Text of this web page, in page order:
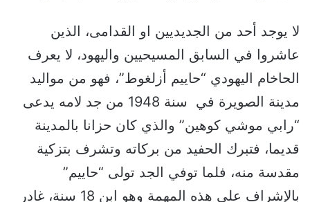
لا يوجد أحد من الجديديين او القدامى، الذين
عاشروا في السابق المسيحيين واليهود، لا يعرف
الحاخام اليهودي “حاييم أزلغوط”، فهو من مواليد
مدينة الصويرة في سنة 1948 من جد لامه يدعى
“رابي موشي كوهين” والذي كان حزانا بالمدينة
قديما، فتبرك الحفيد من بركاته وتشرف بتزكية
مقدسة منه، فلما توفي الجد تولى “حاييم”
بالإشراف على هذه المهمة وهو ابن 18 سنة، غادر